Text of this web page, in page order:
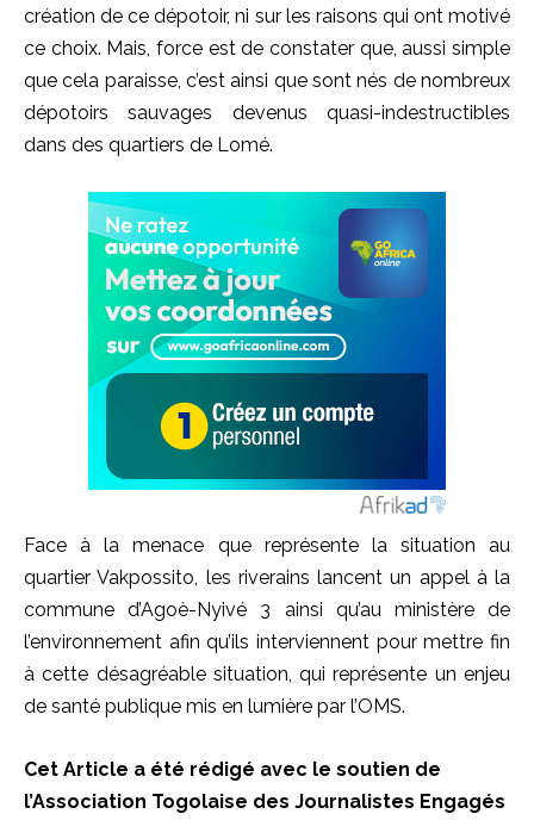
création de ce dépotoir, ni sur les raisons qui ont motivé
ce choix. Mais, force est de constater que, aussi simple
que cela paraisse, c’est ainsi que sont nés de nombreux
dépotoirs sauvages devenus quasi-indestructibles
dans des quartiers de Lomé.
Face à la menace que représente la situation au
quartier Vakpossito, les riverains lancent un appel à la
commune d’Agoè-Nyivé 3 ainsi qu’au ministère de
l’environnement afin qu’ils interviennent pour mettre fin
à cette désagréable situation, qui représente un enjeu
de santé publique mis en lumière par l’OMS.
Cet Article a été rédigé avec le soutien de
l’Association Togolaise des Journalistes Engagés